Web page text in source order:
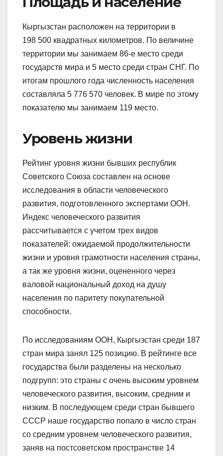
Кыргызстан расположен на территории в
198 500 квадратных километров. По величине
территории мы занимаем 86-е место среди
государств мира и 5 место среди стран СНГ. По
итогам прошлого года численность населения
составляла 5 776 570 человек. В мире по этому
показателю мы занимаем 119 место.
Уровень жизни
Рейтинг уровня жизни бывших республик
Советского Союза составлен на основе
исследования в области человеческого
развития, подготовленного экспертами ООН.
Индекс человеческого развития
рассчитывается с учетом трех видов
показателей: ожидаемой продолжительности
жизни и уровня грамотности населения страны,
а так же уровня жизни, оцененного через
валовой национальный доход на душу
населения по паритету покупательной
способности.
По исследованиям ООН, Кыргызстан среди 187
стран мира занял 125 позицию. В рейтинге все
государства были разделены на несколько
подгрупп: это страны с очень высоким уровнем
человеческого развития, высоким, средним и
низким. В последующем среди стран бывшего
СССР наше государство попало в число стран
со средним уровнем человеческого развития,
заняв на постсоветском пространстве 14